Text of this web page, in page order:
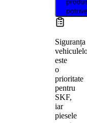
Siguranța
este
o
prioritate
pentru
SKF,
iar
piesele